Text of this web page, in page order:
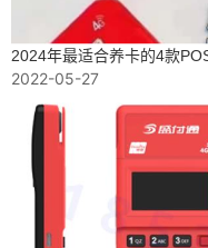
2024年最适合养卡的4款
2022-05-27